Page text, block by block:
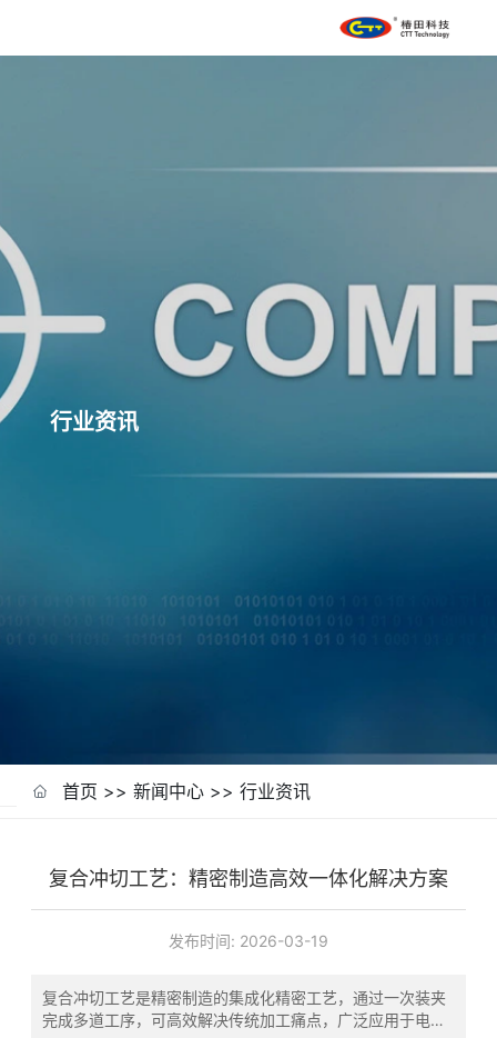
首页>>新闻中心>>行业资讯